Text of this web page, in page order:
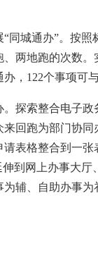
城通办”。按照
两地跑的次数
，122个事项可
索整合电子政
回跑为部门协
表格整合到一
到网上办事大
辅、自助办事